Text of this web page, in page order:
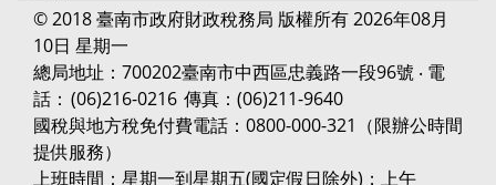
© 2018 臺南市政府財政稅務局 版權所有 2026年08月
10日 星期一
總局地址：700202臺南市中西區忠義路一段96號 ‧ 電
話： (06)216-0216 傳真：(06)211-9640
國稅與地方稅免付費電話：0800-000-321（限辦公時間
提供服務）
上班時間：星期一到星期五(國定假日除外)；上午